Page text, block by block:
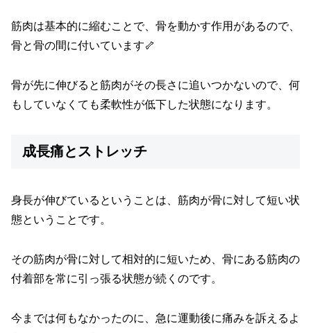
筋肉は基本的に縮むことで、骨を動かす作用があるので、
骨と骨の間に付いています🦴
骨が先に伸びると筋肉がその長さに追いつかないので、何
もしていなくても柔軟性が低下した状態になります。
成長痛とストレッチ
身長が伸びているということは、筋肉が骨に対して短い状
態ということです。
その筋肉が骨に対して相対的に短いため、骨にある筋肉の
付着部を常に引っ張る状態が続くのです。
今までは何もなかったのに、急に運動後に痛みを訴えるよ